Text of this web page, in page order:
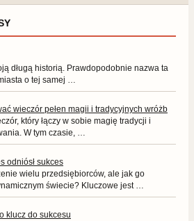
długą historią. Prawdopodobnie nazwa ta
o tej samej …
wieczór pełen magii i tradycyjnych wróżb
który łączy w sobie magię tradycji i
W tym czasie, …
odniósł sukces
wielu przedsiębiorców, ale jak go
świecie? Kluczowe jest …
klucz do sukcesu